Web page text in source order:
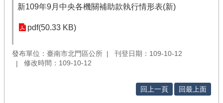
新109年9月中央各機關補助款執行情形表(新)
pdf(50.33 KB)
發布單位：臺南市北門區公所
刊登日期：109-10-12
修改時間：109-10-12
回上一頁 回最上面